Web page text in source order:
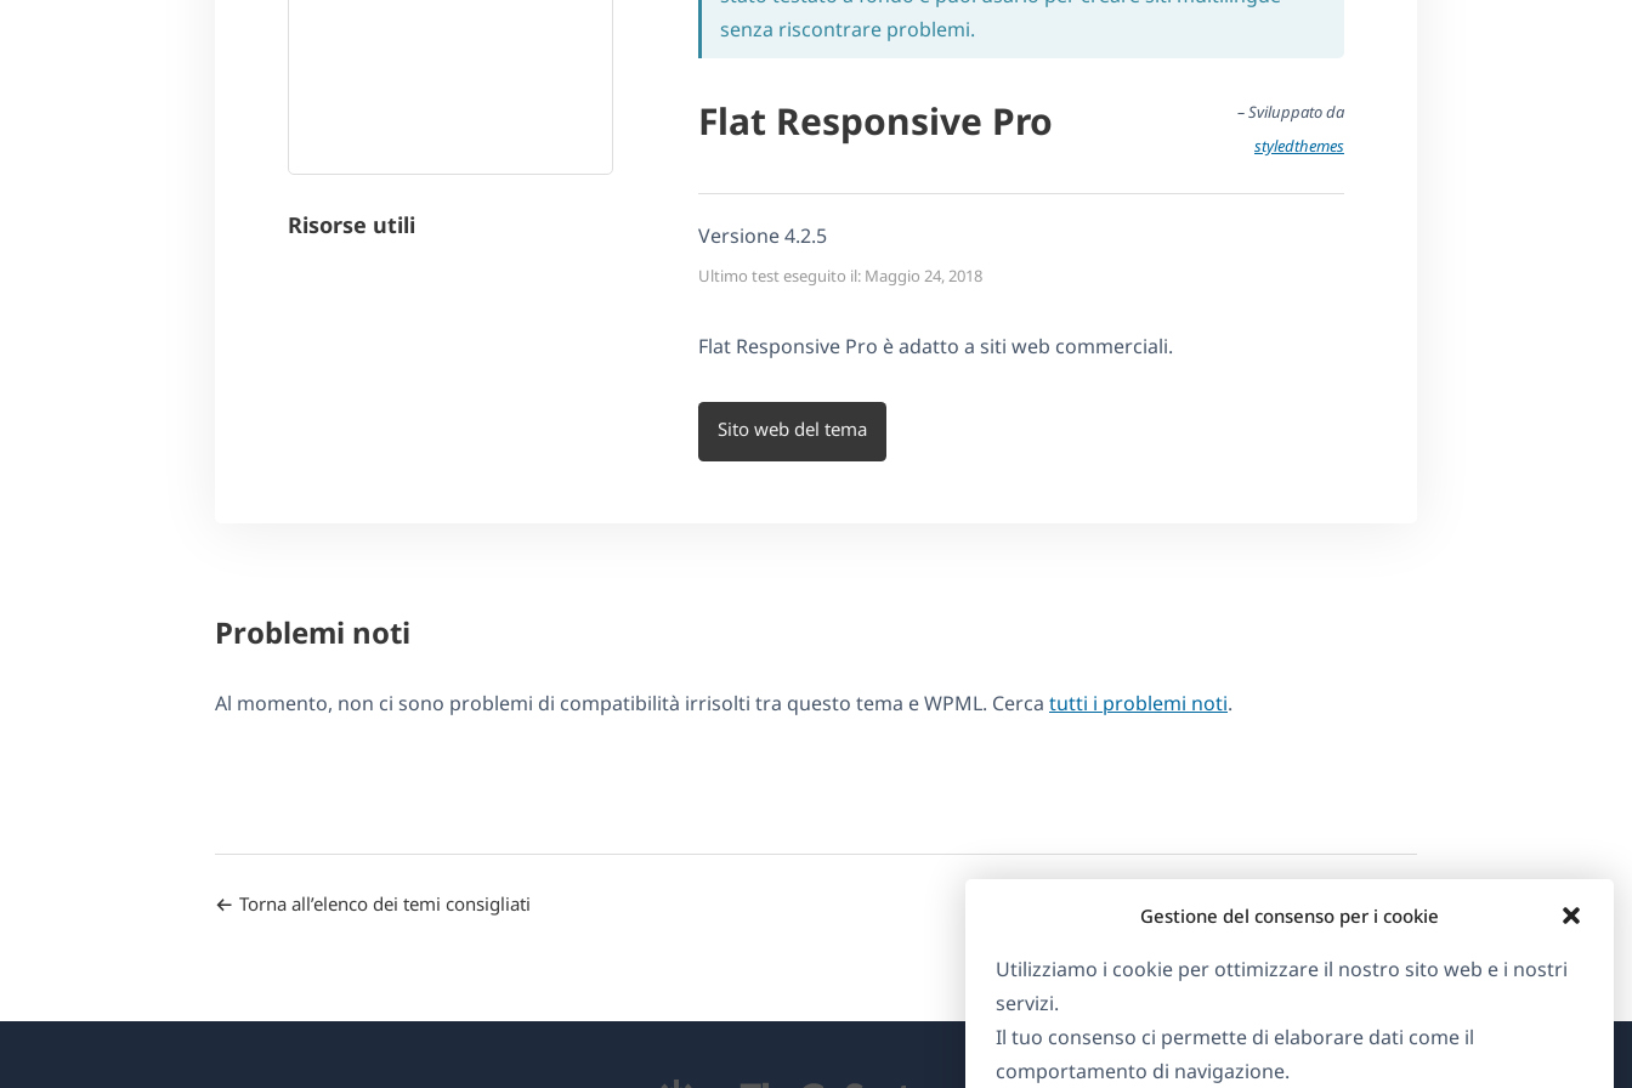
Gestione del consenso per i cookie
Utilizziamo i cookie per ottimizzare il nostro sito web e i nostri
servizi.
Il tuo consenso ci permette di elaborare dati come il
comportamento di navigazione.
Risorse utili
senza riscontrare problemi.
Flat Responsive Pro
– Sviluppato da
styledthemes
Versione 4.2.5
Ultimo test eseguito il: Maggio 24, 2018
Flat Responsive Pro è adatto a siti web commerciali.
Sito web del tema
Problemi noti
Al momento, non ci sono problemi di compatibilità irrisolti tra questo tema e WPML. Cerca tutti i problemi noti.
Torna all’elenco dei temi consigliati